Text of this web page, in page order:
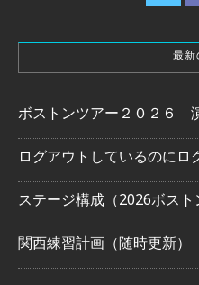
最
ボストンツアー２０２６
ログアウトしているのにロ
ステージ構成（2026ボスト
関西練習計画（随時更新）